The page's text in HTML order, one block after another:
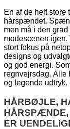
En af de helt
hårspændet.
men må i den
modescenen igen.
stort fokus på
designs og
og god energi.
regnvejrsdag. Alle
og legende
HÅRBØJLE,
HÅRSPÆNDE,
ER